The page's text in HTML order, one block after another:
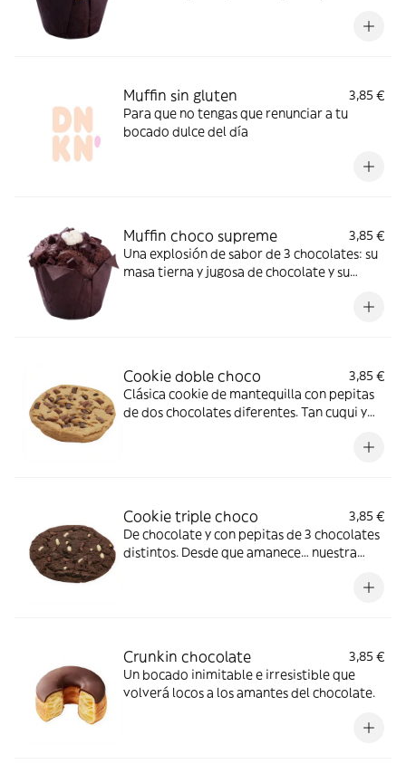
Muffin sin gluten
3,85 €
Para que no tengas que renunciar a tu
bocado dulce del día
Muffin choco supreme
3,85 €
Una explosión de sabor de 3 chocolates: su
masa tierna y jugosa de chocolate y su
Cookie doble choco
3,85 €
Clásica cookie de mantequilla con pepitas
de dos chocolates diferentes. Tan cuqui y
Cookie triple choco
3,85 €
De chocolate y con pepitas de 3 chocolates
distintos. Desde que amanece… nuestra
Crunkin chocolate
3,85 €
Un bocado inimitable e irresistible que
volverá locos a los amantes del chocolate.